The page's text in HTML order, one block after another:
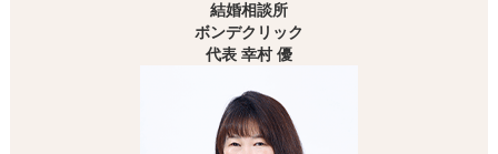
結婚相談所
ボンデクリック
代表 幸村 優